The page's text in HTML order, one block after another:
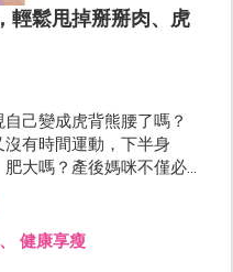
輕鬆甩掉掰掰肉、虎
己變成虎背熊腰了嗎？
有時間運動，下半身
肥大嗎？產後媽咪不僅必
的身材也相當苦惱，擔
來教您如何將令人在意
開！一起站起來動一動
健康享瘦